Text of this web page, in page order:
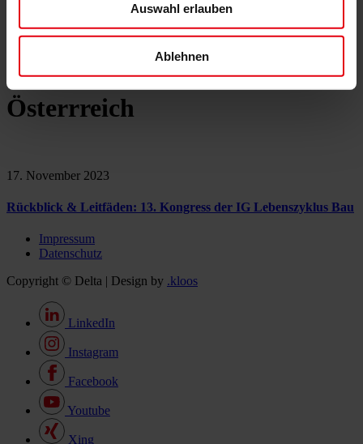
Auswahl erlauben
Ablehnen
Über uns
Karriere
Österrreich
17. November 2023
Rückblick & Leitfäden: 13. Kongress der IG Lebenszyklus Bau
Impressum
Datenschutz
Copyright © Delta | Design by .kloos
LinkedIn
Instagram
Facebook
Youtube
Xing